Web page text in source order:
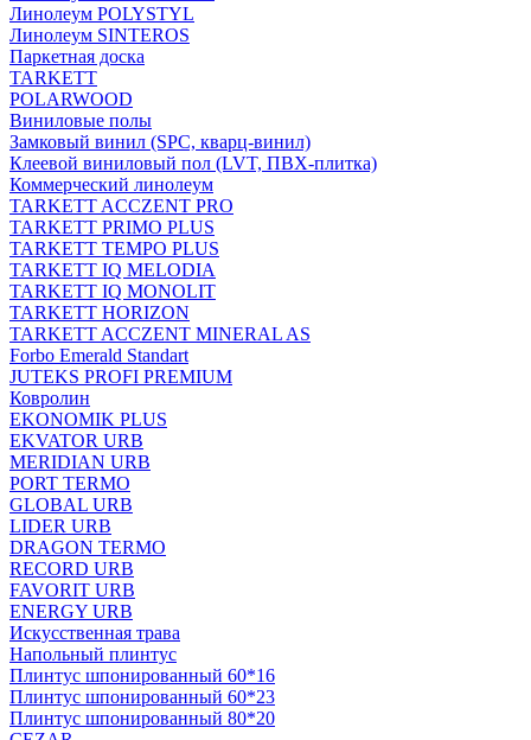
Линолеум POLYSTYL
Линолеум SINTEROS
Паркетная доска
TARKETT
POLARWOOD
Виниловые полы
Замковый винил (SPC, кварц-винил)
Клеевой виниловый пол (LVT, ПВХ-плитка)
Коммерческий линолеум
TARKETT ACCZENT PRO
TARKETT PRIMO PLUS
TARKETT TEMPO PLUS
TARKETT IQ MELODIA
TARKETT IQ MONOLIT
TARKETT HORIZON
TARKETT ACCZENT MINERAL AS
Forbo Emerald Standart
JUTEKS PROFI PREMIUM
Ковролин
EKONOMIK PLUS
EKVATOR URB
MERIDIAN URB
PORT TERMO
GLOBAL URB
LIDER URB
DRAGON TERMO
RECORD URB
FAVORIT URB
ENERGY URB
Искусственная трава
Напольный плинтус
Плинтус шпонированный 60*16
Плинтус шпонированный 60*23
Плинтус шпонированный 80*20